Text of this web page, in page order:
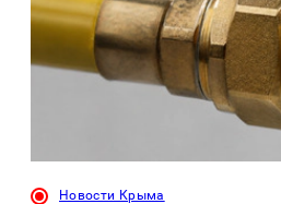
Новости Крыма